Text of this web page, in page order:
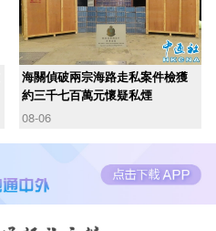
海關偵破兩宗海路走私案件檢獲
約三千七百萬元懷疑私煙
08-06